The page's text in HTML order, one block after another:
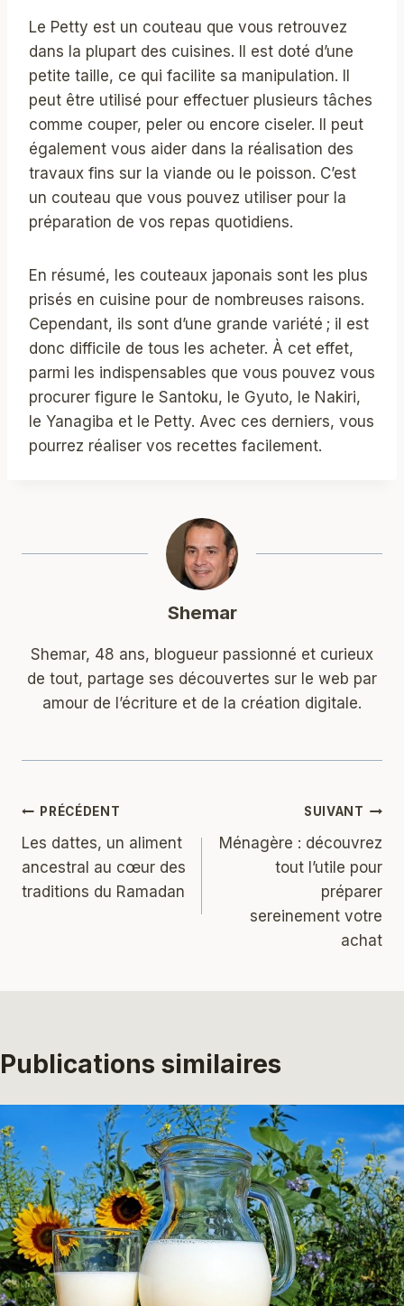
Le Petty est un couteau que vous retrouvez
dans la plupart des cuisines. Il est doté d’une
petite taille, ce qui facilite sa manipulation. Il
peut être utilisé pour effectuer plusieurs tâches
comme couper, peler ou encore ciseler. Il peut
également vous aider dans la réalisation des
travaux fins sur la viande ou le poisson. C’est
un couteau que vous pouvez utiliser pour la
préparation de vos repas quotidiens.
En résumé, les couteaux japonais sont les plus
prisés en cuisine pour de nombreuses raisons.
Cependant, ils sont d’une grande variété ; il est
donc difficile de tous les acheter. À cet effet,
parmi les indispensables que vous pouvez vous
procurer figure le Santoku, le Gyuto, le Nakiri,
le Yanagiba et le Petty. Avec ces derniers, vous
pourrez réaliser vos recettes facilement.
Shemar
Shemar, 48 ans, blogueur passionné et curieux
de tout, partage ses découvertes sur le web par
amour de l’écriture et de la création digitale.
Navigation
de
l’article
PRÉCÉDENT
Les dattes, un aliment
ancestral au cœur des
traditions du Ramadan
SUIVANT
Ménagère : découvrez
tout l’utile pour
préparer
sereinement votre
achat
Publications similaires